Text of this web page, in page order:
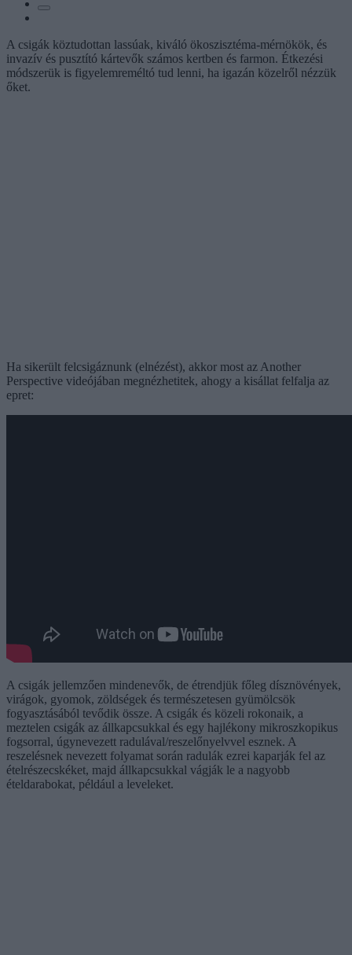
A csigák köztudottan lassúak, kiváló ökoszisztéma-mérnökök, és
invazív és pusztító kártevők számos kertben és farmon. Étkezési
módszerük is figyelemreméltó tud lenni, ha igazán közelről nézzük
őket.
Ha sikerült felcsigáznunk (elnézést), akkor most az Another
Perspective videójában megnézhetitek, ahogy a kisállat felfalja az
epret:
A csigák jellemzően mindenevők, de étrendjük főleg dísznövények,
virágok, gyomok, zöldségek és természetesen gyümölcsök
fogyasztásából tevődik össze. A csigák és közeli rokonaik, a
meztelen csigák az állkapcsukkal és egy hajlékony mikroszkopikus
fogsorral, úgynevezett radulával/reszelőnyelvvel esznek. A
reszelésnek nevezett folyamat során radulák ezrei kaparják fel az
ételrészecskéket, majd állkapcsukkal vágják le a nagyobb
ételdarabokat, például a leveleket.